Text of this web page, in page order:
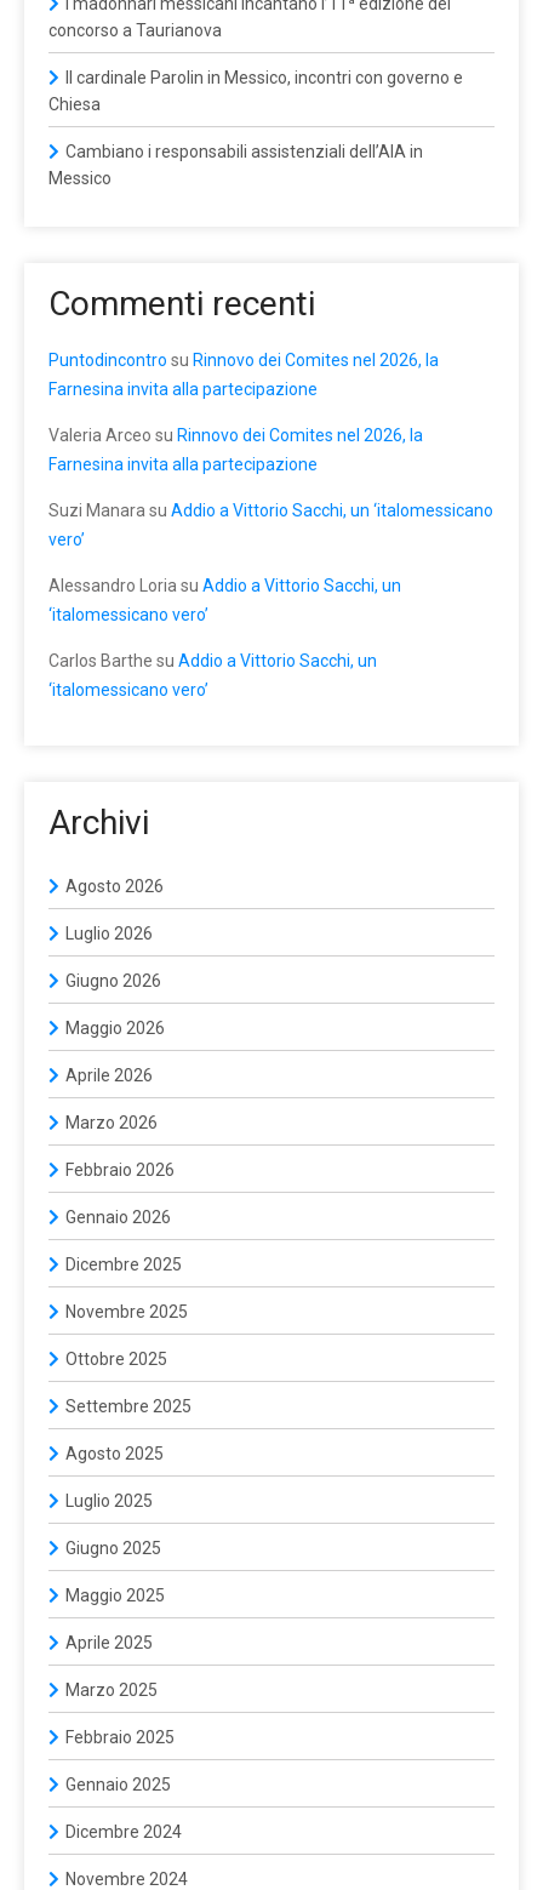
concorso a Taurianova
Il cardinale Parolin in Messico, incontri con governo e
Chiesa
Cambiano i responsabili assistenziali dell’AIA in
Messico
Commenti recenti
Puntodincontro su Rinnovo dei Comites nel 2026, la
Farnesina invita alla partecipazione
Valeria Arceo su Rinnovo dei Comites nel 2026, la
Farnesina invita alla partecipazione
Suzi Manara su Addio a Vittorio Sacchi, un ‘italomessicano
vero’
Alessandro Loria su Addio a Vittorio Sacchi, un
‘italomessicano vero’
Carlos Barthe su Addio a Vittorio Sacchi, un
‘italomessicano vero’
Archivi
Agosto 2026
Luglio 2026
Giugno 2026
Maggio 2026
Aprile 2026
Marzo 2026
Febbraio 2026
Gennaio 2026
Dicembre 2025
Novembre 2025
Ottobre 2025
Settembre 2025
Agosto 2025
Luglio 2025
Giugno 2025
Maggio 2025
Aprile 2025
Marzo 2025
Febbraio 2025
Gennaio 2025
Dicembre 2024
Novembre 2024